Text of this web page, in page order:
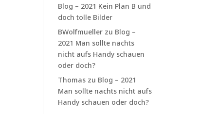
Blog – 2021 Kein Plan B und
doch tolle Bilder
BWolfmueller zu Blog –
2021 Man sollte nachts
nicht aufs Handy schauen
oder doch?
Thomas zu Blog – 2021
Man sollte nachts nicht aufs
Handy schauen oder doch?